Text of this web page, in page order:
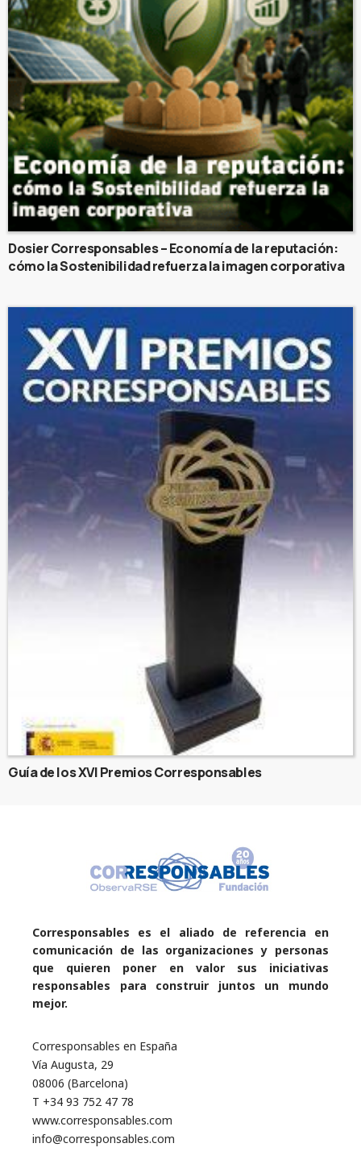
Dosier Corresponsables – Economía de la reputación:
cómo la Sostenibilidad refuerza la imagen corporativa
Guía de los XVI Premios Corresponsables
Corresponsables es el aliado de referencia en
comunicación de las organizaciones y personas
que quieren poner en valor sus iniciativas
responsables para construir juntos un mundo
mejor.
Corresponsables en España
Vía Augusta, 29
08006 (Barcelona)
T +34 93 752 47 78
www.corresponsables.com
info@corresponsables.com